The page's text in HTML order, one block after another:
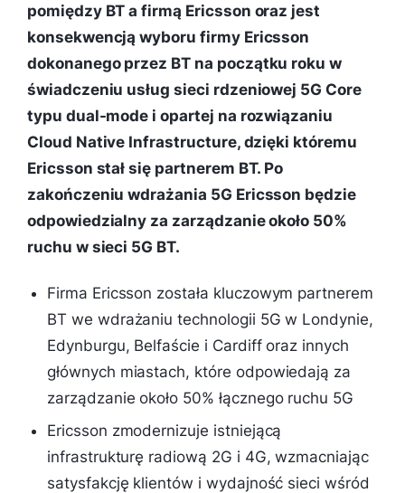
pomiędzy BT a firmą Ericsson oraz jest
konsekwencją wyboru firmy Ericsson
dokonanego przez BT na początku roku w
świadczeniu usług sieci rdzeniowej 5G Core
typu dual-mode i opartej na rozwiązaniu
Cloud Native Infrastructure, dzięki któremu
Ericsson stał się partnerem BT. Po
zakończeniu wdrażania 5G Ericsson będzie
odpowiedzialny za zarządzanie około 50%
ruchu w sieci 5G BT.
Firma Ericsson została kluczowym partnerem
BT we wdrażaniu technologii 5G w Londynie,
Edynburgu, Belfaście i Cardiff oraz innych
głównych miastach, które odpowiedają za
zarządzanie około 50% łącznego ruchu 5G
Ericsson zmodernizuje istniejącą
infrastrukturę radiową 2G i 4G, wzmacniając
satysfakcję klientów i wydajność sieci wśród